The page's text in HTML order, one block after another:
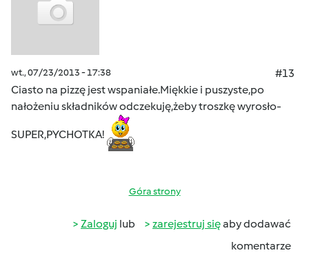
wt., 07/23/2013 - 17:38
#13
Ciasto na pizzę jest wspaniałe.Miękkie i puszyste,po
nałożeniu składników odczekuję,żeby troszkę wyrosło-
SUPER,PYCHOTKA!
Góra strony
Zaloguj lub zarejestruj sięaby dodawać
komentarze